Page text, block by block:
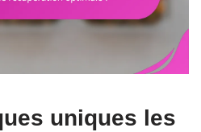
uniques les